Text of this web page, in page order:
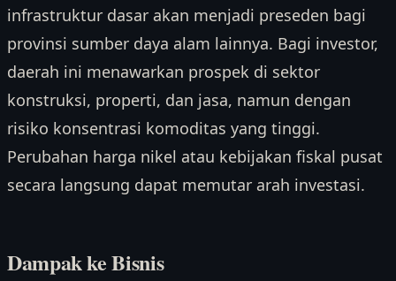
infrastruktur dasar akan menjadi preseden bagi
provinsi sumber daya alam lainnya. Bagi investor,
daerah ini menawarkan prospek di sektor
konstruksi, properti, dan jasa, namun dengan
risiko konsentrasi komoditas yang tinggi.
Perubahan harga nikel atau kebijakan fiskal pusat
secara langsung dapat memutar arah investasi.
Dampak ke Bisnis